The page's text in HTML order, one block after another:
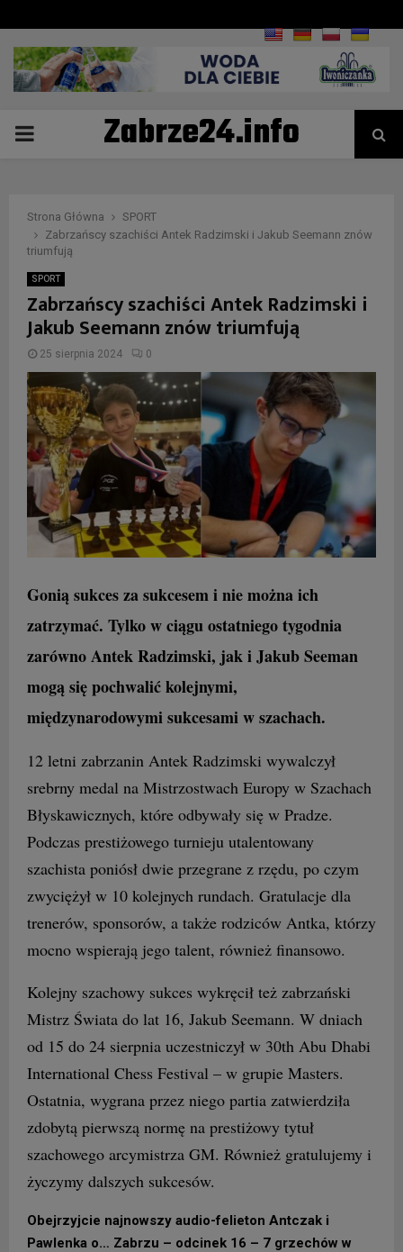
PRIMARYZabrze24.info
Strona Główna
SPORT
Zabrzańscy szachiści Antek Radzimski i Jakub Seemann znów
triumfują
SPORT
Zabrzańscy szachiści Antek Radzimski i
Jakub Seemann znów triumfują
25 sierpnia 2024 0
Gonią sukces za sukcesem i nie można ich
zatrzymać. Tylko w ciągu ostatniego tygodnia
zarówno Antek Radzimski, jak i Jakub Seeman
mogą się pochwalić kolejnymi,
międzynarodowymi sukcesami w szachach.
12 letni zabrzanin Antek Radzimski wywalczył
srebrny medal na Mistrzostwach Europy w Szachach
Błyskawicznych, które odbywały się w Pradze.
Podczas prestiżowego turnieju utalentowany
szachista poniósł dwie przegrane z rzędu, po czym
zwyciężył w 10 kolejnych rundach. Gratulacje dla
trenerów, sponsorów, a także rodziców Antka, którzy
mocno wspierają jego talent, również finansowo.
Kolejny szachowy sukces wykręcił też zabrzański
Mistrz Świata do lat 16, Jakub Seemann. W dniach
od 15 do 24 sierpnia uczestniczył w 30th Abu Dhabi
International Chess Festival – w grupie Masters.
Ostatnia, wygrana przez niego partia zatwierdziła
zdobytą pierwszą normę na prestiżowy tytuł
szachowego arcymistrza GM. Również gratulujemy i
życzymy dalszych sukcesów.
Obejrzyjcie najnowszy audio-felieton Antczak i
Pawlenka o… Zabrzu – odcinek 16 – 7 grzechów w